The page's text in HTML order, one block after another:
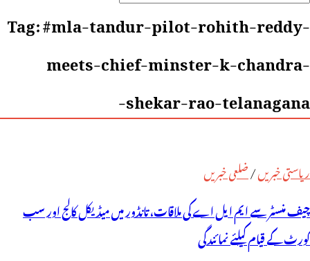
Tag:#mla-tandur-pilot-rohith-reddy-
meets-chief-minster-k-chandra-
shekar-rao-telanagana-
ریاستی خبریں/ضلعی خبریں
چیف منسٹر سے ایم ایل اے کی ملاقات، تانڈور میں میڈیکل کالج اور سب
کورٹ کے قیام کیلئے نمائندگی